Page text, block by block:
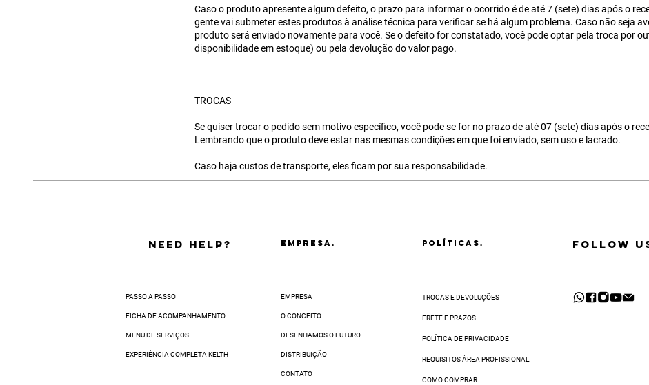
Caso o produto apresente algum defeito, o prazo para informar o ocorrido é de até 7 (sete) dias após o
gente vai submeter estes produtos à análise técnica para verificar se há algum problema. Caso não seja
produto será enviado novamente para você. Se o defeito for constatado, você pode optar pela troca por
disponibilidade em estoque) ou pela devolução do valor pago.
TROCAS
Se quiser trocar o pedido sem motivo específico, você pode se for no prazo de até 07 (sete) dias após o
Lembrando que o produto deve estar nas mesmas condições em que foi enviado, sem uso e lacrado.
Caso haja custos de transporte, eles ficam por sua responsabilidade.
NEED HELP? FOLLOW
EMPRESA. POLÍTICAS.
EMPRESA
O CONCEITO
DESENHAMOS O FUTURO
DISTRIBUIÇÃO
CONTATO
TROCAS E DEVOLUÇÕES
FRETE E PRAZOS
POLÍTICA DE PRIVACIDADE
REQUISITOS ÁREA PROFISSIONAL.
COMO COMPRAR.
PASSO A PASSO
FICHA DE ACOMPANHAMENTO
MENU DE SERVIÇOS
EXPERIÊNCIA COMPLETA KELTH